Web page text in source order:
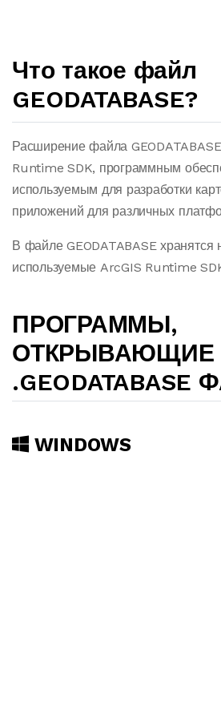
Что такое файл
GEODATABASE?
Расширение файла
Runtime SDK, программным
используемым для разработки
приложений для различных
В файле GEODATABASE хранятся
используемые ArcGIS Runtime
ПРОГРАММЫ,
ОТКРЫВАЮЩИЕ
.GEODATABASE
WINDOWS